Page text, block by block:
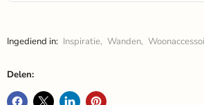
Ingediend in: Inspiratie, Wanden,
Delen: